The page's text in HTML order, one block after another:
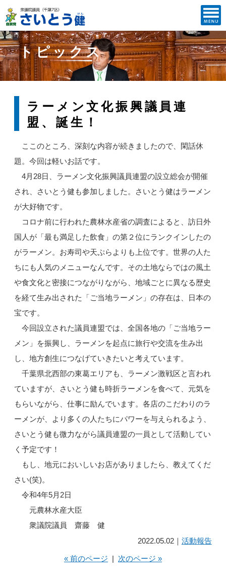
トピックス
ラーメン文化振興議員連
盟、誕生！
ここのところ、深刻な内容が続きましたので、閑話休
題。今回は軽いお話です。
4月28日、ラーメン文化振興議員連盟の設立総会が開催
され、さいとう健も参加しました。さいとう健はラーメン
が大好物です。
コロナ前に行われた農林水産省の調査によると、訪日外
国人が「最も満足した飲食」の第２位にランクインしたの
がラーメン。お寿司や天ぷらよりも上位です。世界の人た
ちにも人気のメニューなんです。その土地ならではの風土
や食文化と密接につながりながら、地域ごとに異なる歴史
を経て生み出された「ご当地ラーメン」の存在は、日本の
宝です。
今回設立された議員連盟では、全国各地の「ご当地ラー
メン」を振興し、ラーメンを起点に旅行や交流を生み出
し、地方創生につなげていきたいと考えています。
千葉県北西部の東葛エリアも、ラーメン激戦区と言われ
ていますが、さいとう健も時折ラーメンを食べて、元気を
もらいながら、仕事に励んでいます。各店のこだわりのラ
ーメンが、より多くの人たちにパワーを与えられるよう、
さいとう健も微力ながら議員連盟の一員として活動してい
く予定です！
もし、地元においしいお店がありましたら、教えてくだ
さい(笑)。
令和4年5月2日
元農林水産大臣
衆議院議員 齋藤 健
2022.05.02｜ 活動報告
« 前のページ | 次のページ »